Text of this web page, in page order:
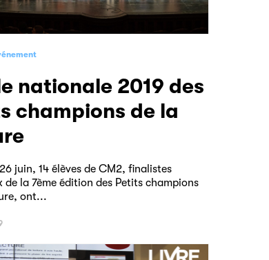
champions de la
juin, 14 élèves de CM2, finalistes
de la 7ème édition des Petits champions
ont...